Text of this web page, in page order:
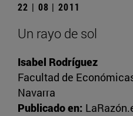
22 | 08 | 2011
Un rayo de sol
Isabel Rodríguez
Facultad de
Navarra
Publicado en: